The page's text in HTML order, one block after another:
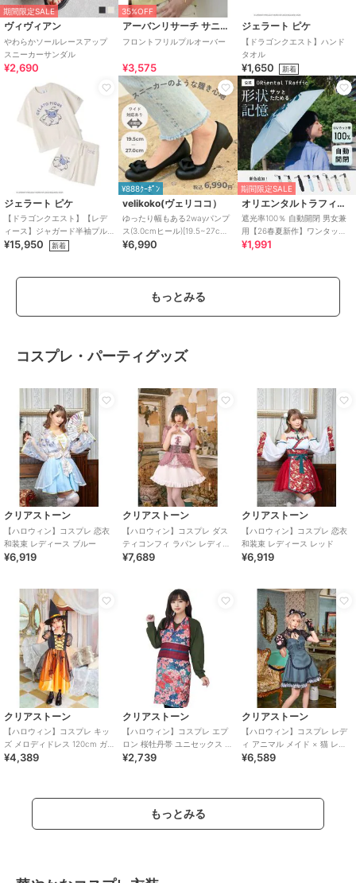
期間限定SALE
ヴィヴィアン
やわらかソールレースアップ
スニーカーサンダル
¥2,690
35%OFF
アーバンリサーチ サニーレーベル
フロントフリルプルオーバー
¥3,575
ジェラート ピケ
【ドラゴンクエスト】ハンド
タオル
¥1,650 新着
ジェラート ピケ
【ドラゴンクエスト】【レデ
ィース】ジャガード半袖プル
オーバー&ショートパンツセッ
¥15,950 新着
¥888ｸｰﾎﾟﾝ
velikoko(ヴェリココ）
ゆったり幅もある2wayパンプ
ス(3.0cmヒール)[19.5~27cm]
ラクチンきれいシューズ
¥6,990
期間限定SALE
オリエンタルトラフィック
遮光率100％ 自動開閉 男女兼
用【26春夏新作】ワンタッチ
晴雨兼用 折りたたみ傘 /G-
¥1,991
もっとみる
コスプレ・パーティグッズ
クリアストーン
【ハロウィン】コスプレ 恋衣
和装束 レディース ブルー
¥6,919
クリアストーン
【ハロウィン】コスプレ ダス
ティコンフィ ラパン レディー
ス ピンク
¥7,689
クリアストーン
【ハロウィン】コスプレ 恋衣
和装束 レディース レッド
¥6,919
クリアストーン
【ハロウィン】コスプレ キッ
ズ メロディドレス 120cm ガ
ールズ 女の子 オレンジ
¥4,389
クリアストーン
【ハロウィン】コスプレ エプ
ロン 桜牡丹帯 ユニセックス ブ
ルー
¥2,739
クリアストーン
【ハロウィン】コスプレ レデ
ィ アニマル メイド × 猫 レデ
ィース グレー
¥6,589
もっとみる